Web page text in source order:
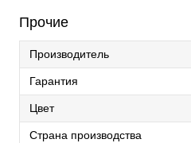
Прочие
Производитель
Гарантия
Цвет
Страна производства